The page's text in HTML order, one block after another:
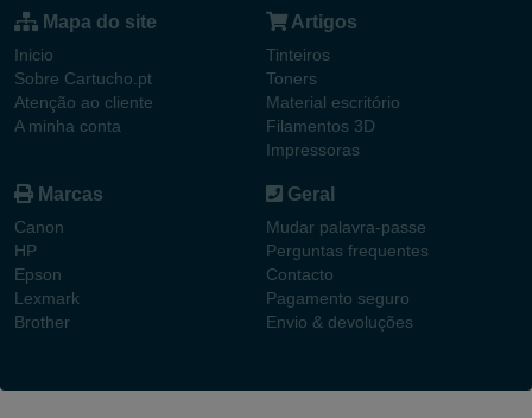
Mapa do site
Inicio
Sobre Cartucho.pt
Atenção ao cliente
A minha conta
Artigos
Tinteiros
Toners
Material escritório
Filamentos 3D
Impressoras
Marcas
Canon
HP
Epson
Lexmark
Brother
Geral
Mudar palavra-passe
Perguntas frequentes
Contacto
Pagamento seguro
Envio & devoluções